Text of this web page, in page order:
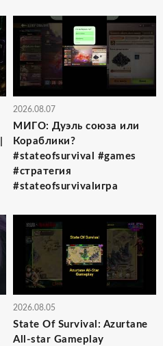
2026.08.07
МИГО: Дуэль союза или
Кораблики?
#stateofsurvival #games
#стратегия
#stateofsurvivalигра
2026.08.05
State Of Survival: Azurtane
All-star Gameplay